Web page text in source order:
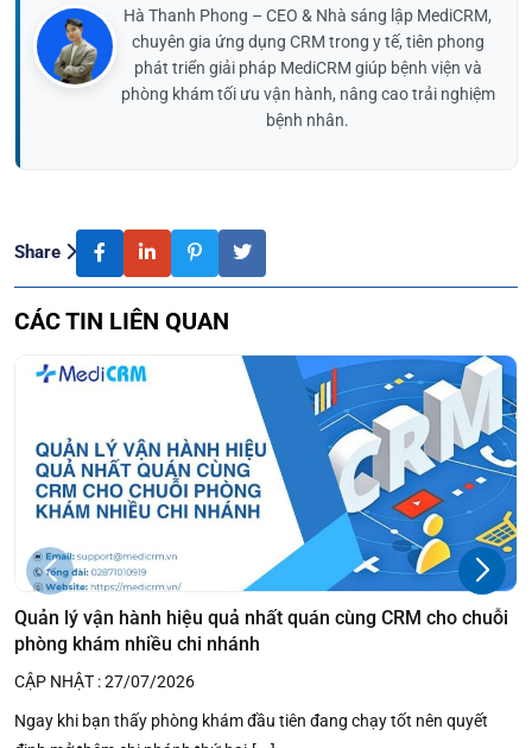
Hà Thanh Phong – CEO & Nhà sáng lập MediCRM,
chuyên gia ứng dụng CRM trong y tế, tiên phong
phát triển giải pháp MediCRM giúp bệnh viện và
phòng khám tối ưu vận hành, nâng cao trải nghiệm
bệnh nhân.
Share
CÁC TIN LIÊN QUAN
Quản lý vận hành hiệu quả nhất quán cùng CRM cho chuỗi
phòng khám nhiều chi nhánh
CẬP NHẬT : 27/07/2026
Ngay khi bạn thấy phòng khám đầu tiên đang chạy tốt nên quyết